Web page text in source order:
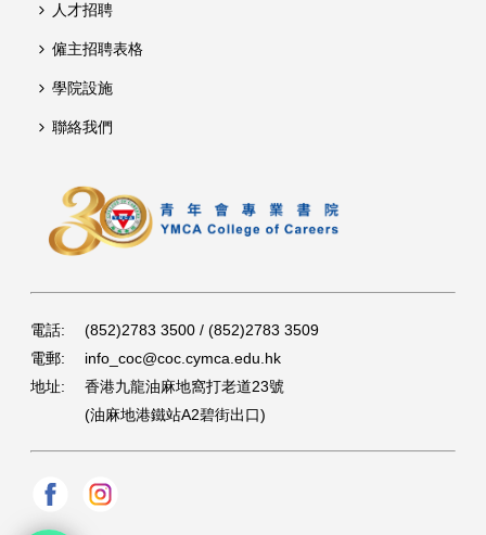
人才招聘
僱主招聘表格
學院設施
聯絡我們
電話:
(852)2783 3500 / (852)2783 3509
電郵:
info_coc@coc.cymca.edu.hk
地址:
香港九龍油麻地窩打老道23號
(油麻地港鐵站A2碧街出口)